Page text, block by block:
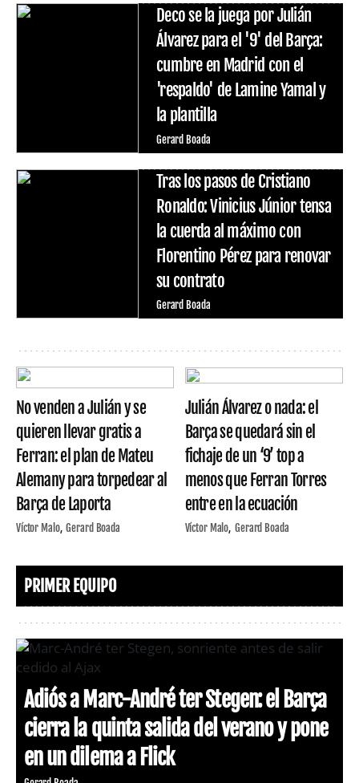
Deco se la juega por Julián
Álvarez para el '9' del Barça:
cumbre en Madrid con el
'respaldo' de Lamine Yamal y
la plantilla
Gerard Boada
Tras los pasos de Cristiano
Ronaldo: Vinicius Júnior tensa
la cuerda al máximo con
Florentino Pérez para renovar
su contrato
Gerard Boada
No venden a Julián y se
quieren llevar gratis a
Ferran: el plan de Mateu
Alemany para torpedear al
Barça de Laporta
Víctor Malo Gerard Boada
Julián Álvarez o nada: el
Barça se quedará sin el
fichaje de un ‘9’ top a
menos que Ferran Torres
entre en la ecuación
Víctor Malo Gerard Boada
PRIMER EQUIPO
Adiós a Marc-André ter Stegen: el Barça
cierra la quinta salida del verano y pone
en un dilema a Flick